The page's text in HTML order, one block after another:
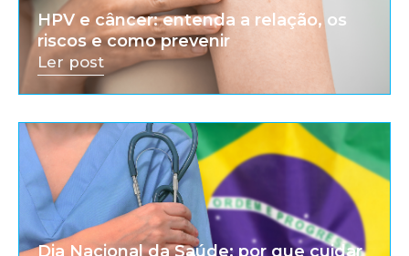
HPV e câncer: entenda a relação, os
riscos e como prevenir
Ler post
Dia Nacional da Saúde: por que cuidar